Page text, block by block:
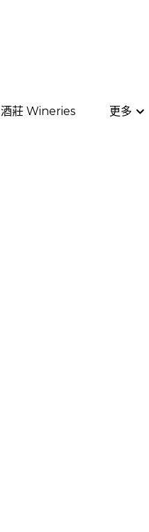
酒莊 Wineries 更多
酒莊 Wineries 更多